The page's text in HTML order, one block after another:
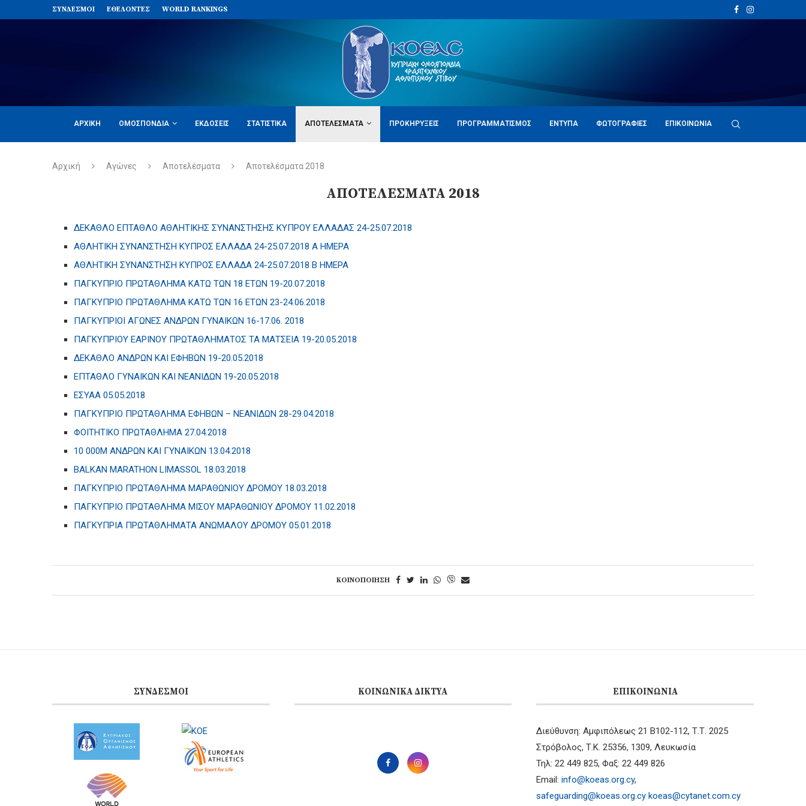
ΣΥΝΔΈΣΜΟΙ ΕΘΕΛΟΝΤΈΣ WORLD RANKINGS
ΑΡΧΙΚΉ ΟΜΟΣΠΟΝΔΊΑ ΕΚΔΌΣΕΙΣ ΣΤΑΤΙΣΤΙΚΆ ΑΠΟΤΕΛΈΣΜΑΤΑ ΠΡΟΚΗΡΎΞΕΙΣ ΠΡΟΓΡΑΜΜΑΤΙΣΜΌΣ ΈΝΤΥΠΑ ΦΩΤΟΓΡΑΦΊΕΣ ΕΠΙΚΟΙΝΩΝΊΑ
Αρχική Αγώνες Αποτελέσματα Αποτελέσματα 2018
ΑΠΟΤΕΛΈΣΜΑΤΑ 2018
ΔΕΚΑΘΛΟ ΕΠΤΑΘΛΟ ΑΘΛΗΤΙΚΗΣ ΣΥΝΑΝΣΤΗΣΗΣ ΚΥΠΡΟΥ ΕΛΛΑΔΑΣ 24-25.07.2018
ΑΘΛΗΤΙΚΗ ΣΥΝΑΝΣΤΗΣΗ ΚΥΠΡΟΣ ΕΛΛΑΔΑ 24-25.07.2018 Α ΗΜΕΡΑ
ΑΘΛΗΤΙΚΗ ΣΥΝΑΝΣΤΗΣΗ ΚΥΠΡΟΣ ΕΛΛΑΔΑ 24-25.07.2018 Β ΗΜΕΡΑ
ΠΑΓΚΥΠΡΙΟ ΠΡΩΤΑΘΛΗΜΑ ΚΑΤΩ ΤΩΝ 18 ΕΤΩΝ 19-20.07.2018
ΠΑΓΚΥΠΡΙΟ ΠΡΩΤΑΘΛΗΜΑ ΚΑΤΩ ΤΩΝ 16 ΕΤΩΝ 23-24.06.2018
ΠΑΓΚΥΠΡΙΟΙ ΑΓΩΝΕΣ ΑΝΔΡΩΝ ΓΥΝΑΙΚΩΝ 16-17.06. 2018
ΠΑΓΚΥΠΡΙΟΥ ΕΑΡΙΝΟΥ ΠΡΩΤΑΘΛΗΜΑΤΟΣ ΤΑ ΜΑΤΣΕΙΑ 19-20.05.2018
ΔΕΚΑΘΛΟ ΑΝΔΡΩΝ ΚΑΙ ΕΦΗΒΩΝ 19-20.05.2018
ΕΠΤΑΘΛΟ ΓΥΝΑΙΚΩΝ ΚΑΙ ΝΕΑΝΙΔΩΝ 19-20.05.2018
ΕΣΥΑΑ 05.05.2018
ΠΑΓΚΥΠΡΙΟ ΠΡΩΤΑΘΛΗΜΑ ΕΦΗΒΩΝ – ΝΕΑΝΙΔΩΝ 28-29.04.2018
ΦΟΙΤΗΤΙΚΟ ΠΡΩΤΑΘΛΗΜΑ 27.04.2018
10 000Μ ΑΝΔΡΩΝ ΚΑΙ ΓΥΝΑΙΚΩΝ 13.04.2018
BALKAN MARATHON LIMASSOL 18.03.2018
ΠΑΓΚΥΠΡΙΟ ΠΡΩΤΑΘΛΗΜΑ ΜΑΡΑΘΩΝΙΟΥ ΔΡΟΜΟΥ 18.03.2018
ΠΑΓΚΥΠΡΙΟ ΠΡΩΤΑΘΛΗΜΑ ΜΙΣΟΥ ΜΑΡΑΘΩΝΙΟΥ ΔΡΟΜΟΥ 11.02.2018
ΠΑΓΚΥΠΡΙΑ ΠΡΩΤΑΘΛΗΜΑΤΑ ΑΝΩΜΑΛΟΥ ΔΡΟΜΟΥ 05.01.2018
ΚΟΙΝΟΠΟΊΗΣΗ
ΣΎΝΔΕΣΜΟΙ ΚΟΙΝΩΝΙΚΆ ΔΊΚΤΥΑ ΕΠΙΚΟΙΝΩΝΊΑ
Διεύθυνση: Αμφιπόλεως 21 B102-112, Τ.Τ. 2025
Στρόβολος, Τ.Κ. 25356, 1309, Λευκωσία
Τηλ: 22 449 825, Φαξ: 22 449 826
Email:info@koeas.org.cy,
safeguarding@koeas.org.cy koeas@cytanet.com.cy